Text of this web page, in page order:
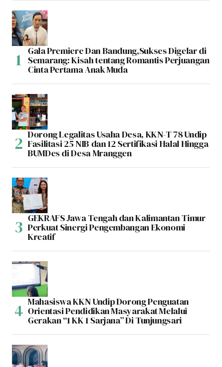
Gala Premiere Dan Bandung,Sukses Digelar di
Semarang: Kisah tentang Romantis Perjuangan
Cinta Pertama Anak Muda
Dorong Legalitas Usaha Desa, KKN-T 78 Undip
Fasilitasi 25 NIB dan 12 Sertifikasi Halal Hingga
BUMDes di Desa Mranggen
GEKRAFS Jawa Tengah dan Kalimantan Timur
Perkuat Sinergi Pengembangan Ekonomi
Kreatif
Mahasiswa KKN Undip Dorong Penguatan
Orientasi Pendidikan Masyarakat Melalui
Gerakan “1 KK 1 Sarjana” Di Tunjungsari